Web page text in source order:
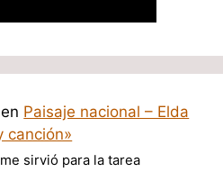
en Paisaje nacional – Elda
canción»
sirvió para la tarea